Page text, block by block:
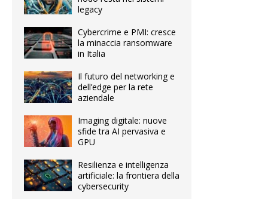
legacy
Cybercrime e PMI: cresce
la minaccia ransomware
in Italia
Il futuro del networking e
dell’edge per la rete
aziendale
Imaging digitale: nuove
sfide tra AI pervasiva e
GPU
Resilienza e intelligenza
artificiale: la frontiera della
cybersecurity